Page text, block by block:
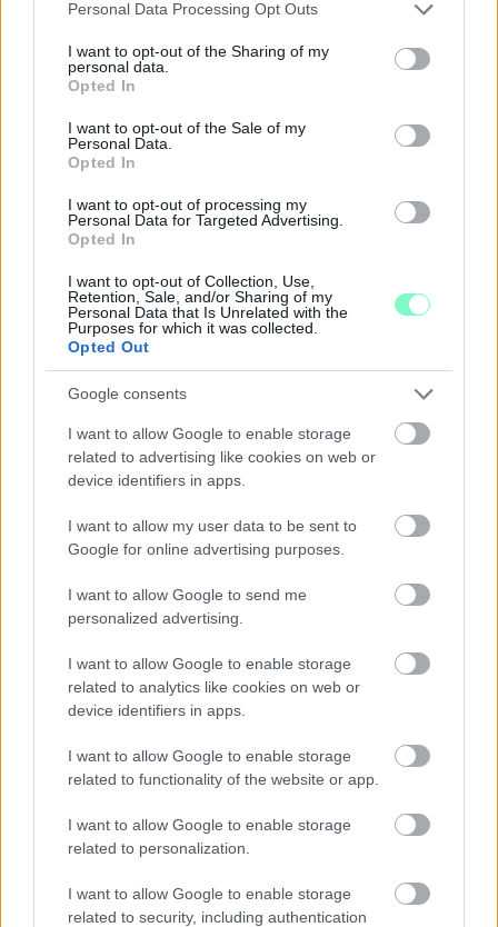
Please note that this website/app uses one or more Google
not limited to your visit or usage behaviour. You may click to
grant or deny consent to Google and its third-party tags to
use your data for below specified purposes in below Google
consent section.
Personal Data Processing Opt Outs
I want to opt-out of the Sharing of my
personal data.
Opted In
I want to opt-out of the Sale of my
Personal Data.
Opted In
I want to opt-out of processing my
Personal Data for Targeted Advertising.
Opted In
I want to opt-out of Collection, Use,
Retention, Sale, and/or Sharing of my
Personal Data that Is Unrelated with the
Purposes for which it was collected.
Opted Out
Google consents
I want to allow Google to enable storage
related to advertising like cookies on web or
device identifiers in apps.
I want to allow my user data to be sent to
Google for online advertising purposes.
I want to allow Google to send me
personalized advertising.
I want to allow Google to enable storage
related to analytics like cookies on web or
device identifiers in apps.
I want to allow Google to enable storage
related to functionality of the website or app.
I want to allow Google to enable storage
related to personalization.
I want to allow Google to enable storage
related to security, including authentication
Szólj hozzá!
A BAROKK ÖSSZES ÁRNYALATA ÉS MÉG EGY SOR
KIVÁLÓ PROGRAM VÁR MINDENKIT EZEN A HÉTVÉGÉN
Középpontban a hagyományőrzés, de lesz Pogány Induló és